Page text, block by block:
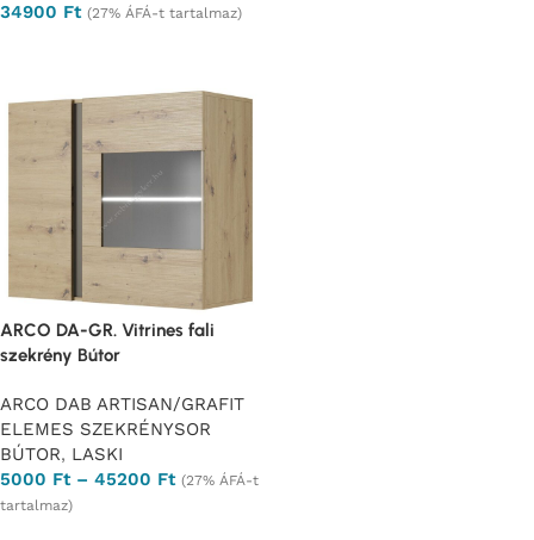
34900 Ft (27% ÁFÁ-t tartalmaz)
ARCO DA-GR. Vitrines fali
szekrény Bútor
ARCO DAB ARTISAN/GRAFIT
ELEMES SZEKRÉNYSOR
BÚTOR, LASKI
5000 Ft – 45200 Ft (27% ÁFÁ-t
tartalmaz)